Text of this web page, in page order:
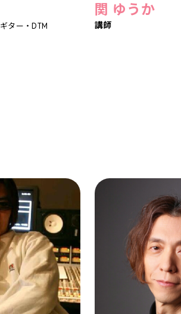
ギター DTM
関 ゆうか
講師